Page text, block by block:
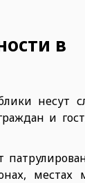
в
несут
и
местах